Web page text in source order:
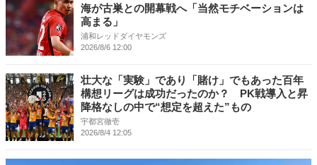
海が古巣との開幕戦へ「当然モチベーションは
高まる」
浦和レッドダイヤモンズ
2026/8/6 12:00
壮大な「実験」であり「賭け」でもあった百年
構想リーグは成功だったのか？ PK戦導入と昇
降格なしの中で“想定を超えた”もの
宇都宮徹壱
2026/8/4 12:05